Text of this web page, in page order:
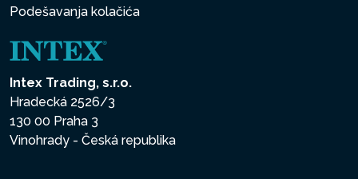
Podešavanja kolačića
Intex Trading, s.r.o.
Hradecká 2526/3
130 00 Praha 3
Vinohrady - Česká republika